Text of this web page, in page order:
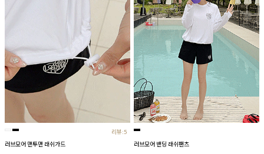
리뷰:5
러브모어 맨투맨 래쉬가드
러브모어 밴딩 래쉬팬츠